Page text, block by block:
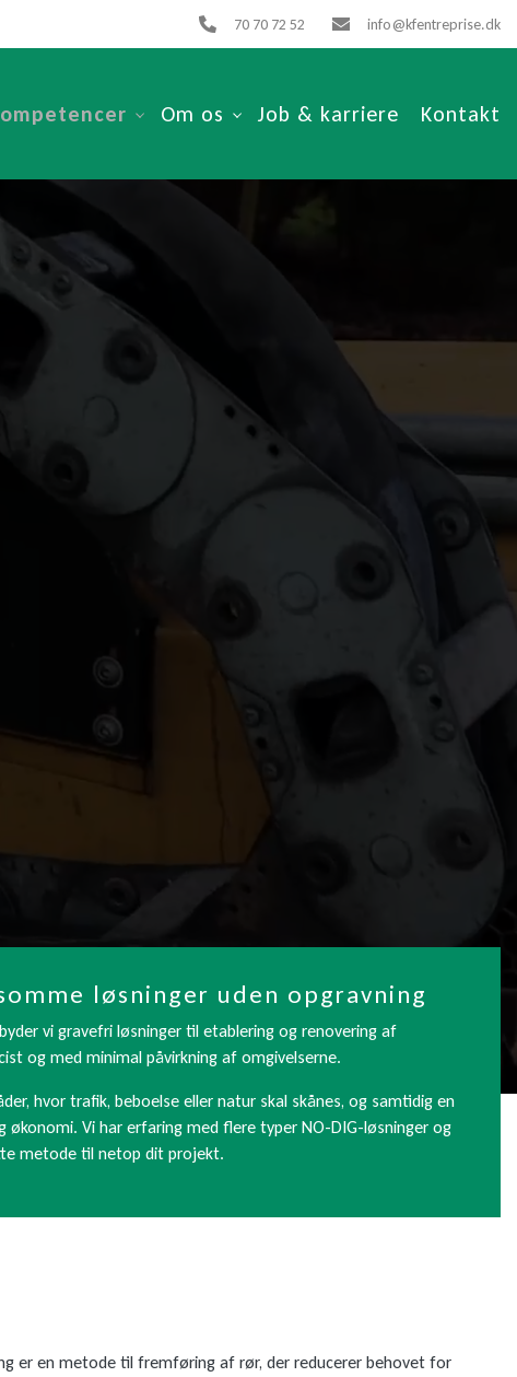
70 70 72 52 info@kfentreprise.dk
Om os Job & karriere Kontakt
løsninger uden opgravning
vi gravefri løsninger til etablering og renovering af
og med minimal påvirkning af omgivelserne.
hvor trafik, beboelse eller natur skal skånes, og samtidig en
økonomi. Vi har erfaring med flere typer NO-DIG-løsninger og
metode til netop dit projekt.
er en metode til fremføring af rør, der reducerer behovet for